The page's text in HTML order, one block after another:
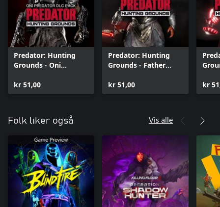
Predator: Hunting
Grounds - Oni
kr 51,00
Predator: Hunting
Grounds - Father
kr 51,00
kr
Folk liker også Vis alle